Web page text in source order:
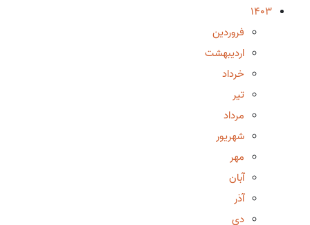
1403
فروردین
اردیبهشت
خرداد
تیر
مرداد
شهریور
مهر
آبان
آذر
دی